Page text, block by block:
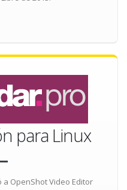
para Linux
OpenShot Video Editor